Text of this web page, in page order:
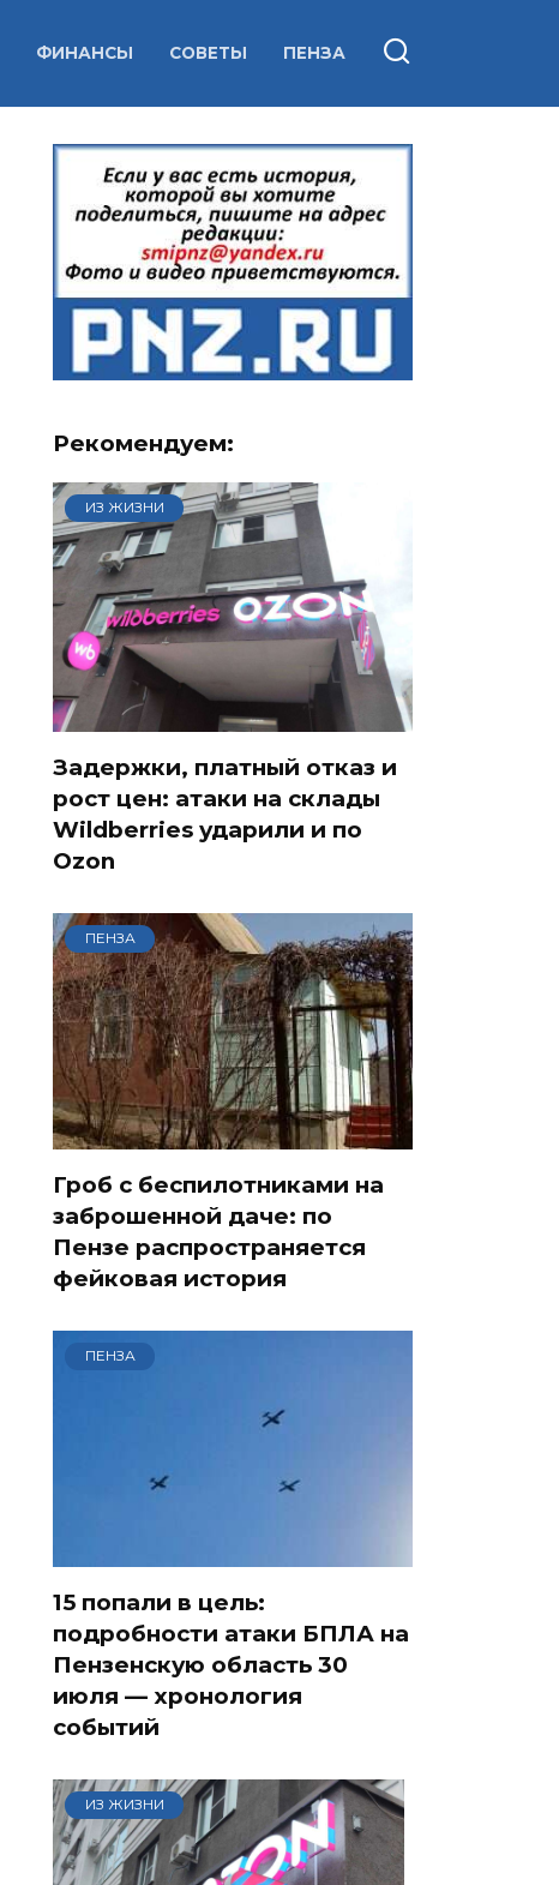
ФИНАНСЫ СОВЕТЫ ПЕНЗА
Рекомендуем:
ИЗ ЖИЗНИ
Задержки, платный отказ и
рост цен: атаки на склады
Wildberries ударили и по
Ozon
ПЕНЗА
Гроб с беспилотниками на
заброшенной даче: по
Пензе распространяется
фейковая история
ПЕНЗА
15 попали в цель:
подробности атаки БПЛА на
Пензенскую область 30
июля — хронология
событий
ИЗ ЖИЗНИ